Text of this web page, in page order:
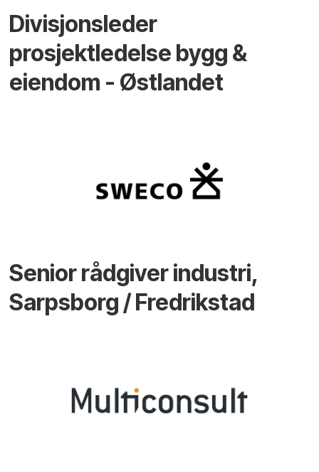
Divisjonsleder
prosjektledelse bygg &
eiendom - Østlandet
Senior rådgiver industri,
Sarpsborg / Fredrikstad